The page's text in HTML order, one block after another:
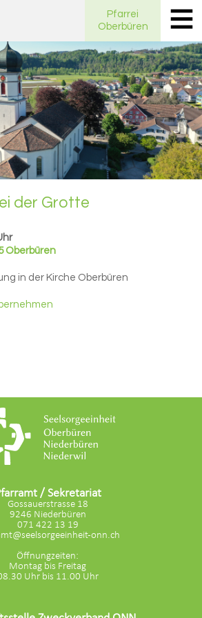
Pfarrei
Oberbüren
der Grot­te
Oberbüren
in der Kirche Oberbüren
/ Sekretariat
Gossauerstrasse 18
9246 Niederbüren
071 422 13 19
onn.ch
Öffnungzeiten:
Montag bis Freitag
Uhr bis 11.00 Uhr